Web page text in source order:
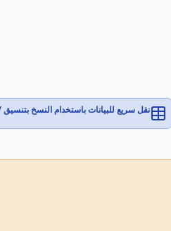
نقل سريع للبيانات باستخدام النسخ بتنسيق TSV والتصدير بتنسيق CSV.